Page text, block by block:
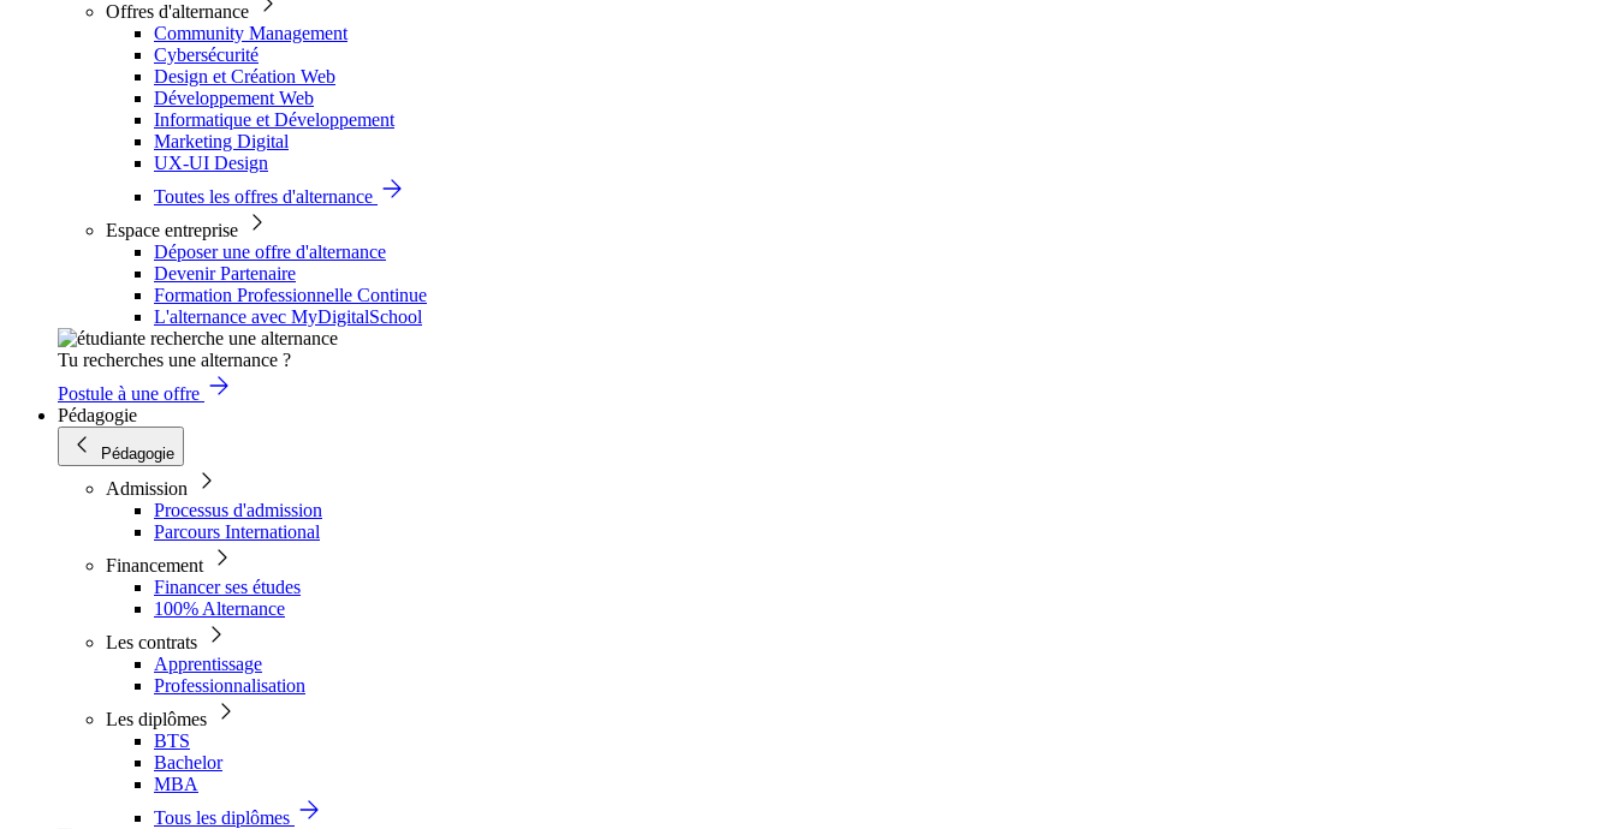
Offres d'alternance
Community Management
Cybersécurité
Design et Création Web
Développement Web
Informatique et Développement
Marketing Digital
UX-UI Design
Toutes les offres d'alternance
Espace entreprise
Déposer une offre d'alternance
Devenir Partenaire
Formation Professionnelle Continue
L'alternance avec MyDigitalSchool
Tu recherches une alternance ?
Postule à une offre
Pédagogie
Pédagogie
Admission
Processus d'admission
Parcours International
Financement
Financer ses études
100% Alternance
Les contrats
Apprentissage
Professionnalisation
Les diplômes
BTS
Bachelor
MBA
Tous les diplômes